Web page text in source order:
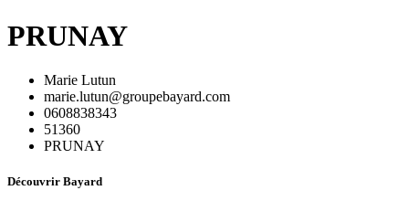
PRUNAY
Marie Lutun
marie.lutun@groupebayard.com
0608838343
51360
PRUNAY
Découvrir Bayard